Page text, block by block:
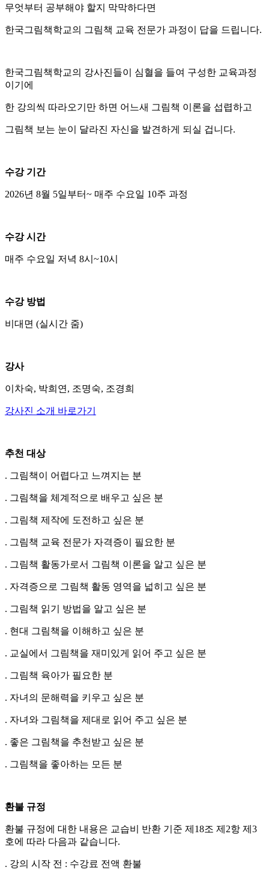
무엇부터 공부해야 할지 막막하다면
한국그림책학교의 그림책 교육 전문가 과정이 답을 드립니다.
한국그림책학교의 강사진들이 심혈을 들여 구성한 교육과정
이기에
한 강의씩 따라오기만 하면 어느새 그림책 이론을 섭렵하고
그림책 보는 눈이 달라진 자신을 발견하게 되실 겁니다.
수강 기간
2026년 8월 5일부터~ 매주 수요일 10주 과정
수강 시간
매주 수요일 저녁 8시~10시
수강 방법
비대면 (실시간 줌)
강사
이차숙, 박희연, 조명숙, 조경희
강사진 소개 바로가기
추천 대상
. 그림책이 어렵다고 느껴지는 분
. 그림책을 체계적으로 배우고 싶은 분
. 그림책 제작에 도전하고 싶은 분
. 그림책 교육 전문가 자격증이 필요한 분
. 그림책 활동가로서 그림책 이론을 알고 싶은 분
. 자격증으로 그림책 활동 영역을 넓히고 싶은 분
. 그림책 읽기 방법을 알고 싶은 분
. 현대 그림책을 이해하고 싶은 분
. 교실에서 그림책을 재미있게 읽어 주고 싶은 분
. 그림책 육아가 필요한 분
. 자녀의 문해력을 키우고 싶은 분
. 자녀와 그림책을 제대로 읽어 주고 싶은 분
. 좋은 그림책을 추천받고 싶은 분
. 그림책을 좋아하는 모든 분
환불 규정
환불 규정에 대한 내용은 교습비 반환 기준 제18조 제2항 제3
호에 따라 다음과 같습니다.
. 강의 시작 전 : 수강료 전액 환불